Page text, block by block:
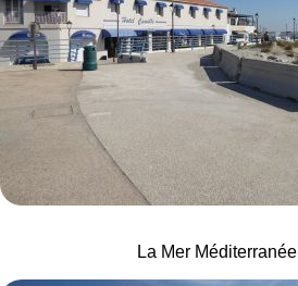
La Mer Méditerranée